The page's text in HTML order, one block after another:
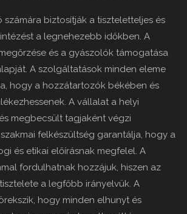
számára biztosítják a tiszteletteljes és
a legnehezebb időkben. A
és a gyászolók támogatása
A szolgáltatások minden eleme
hogy a hozzátartozók békében és
A vállalat a helyi
megbecsült tagjaként végzi
felkészültség garantálja, hogy a
és etikai előírásnak megfelel. A
fordulhatnak hozzájuk, hiszen az
a legfőbb irányelvük. A
hogy minden elhunyt és